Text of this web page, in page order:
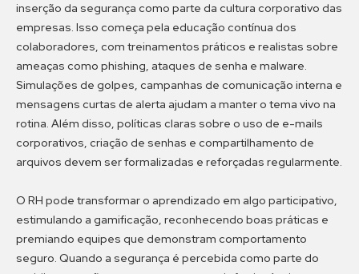
inserção da segurança como parte da cultura corporativo das
empresas. Isso começa pela educação contínua dos
colaboradores, com treinamentos práticos e realistas sobre
ameaças como phishing, ataques de senha e malware.
Simulações de golpes, campanhas de comunicação interna e
mensagens curtas de alerta ajudam a manter o tema vivo na
rotina. Além disso, políticas claras sobre o uso de e-mails
corporativos, criação de senhas e compartilhamento de
arquivos devem ser formalizadas e reforçadas regularmente.
O RH pode transformar o aprendizado em algo participativo,
estimulando a gamificação, reconhecendo boas práticas e
premiando equipes que demonstram comportamento
seguro. Quando a segurança é percebida como parte do